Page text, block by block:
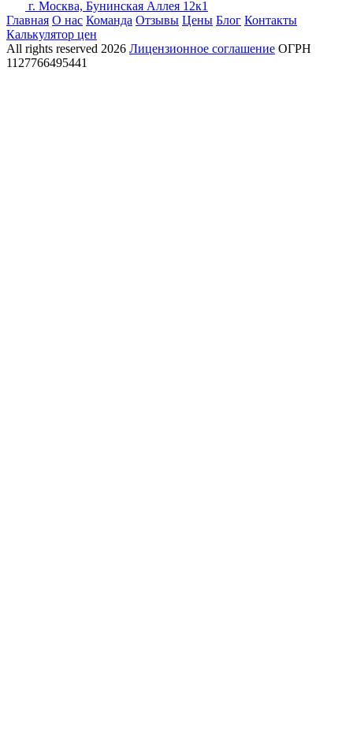
г. Москва, Бунинская Аллея 12к1
Главная О нас Команда Отзывы Цены Блог Контакты
Калькулятор цен
All rights reserved 2026 Лицензионное соглашение ОГРН
1127766495441